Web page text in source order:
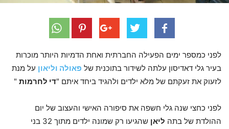
לפני כמספר ימים הפעילה החברתית ואחת הדמיות היותר מוכרות
בעיר גלי דאדיסון עלתה לשידור בתוכנית של פאולה וליאון על מנת
לזעוק את זעקתם של מלא ילדים ולהגיד ביחד איתם "די לחרמות "
לפני כחצי שנה גלי חשפה את סיפורה האישי והעצוב של יום
ההולדת של בתה ליאן
שהגיעו רק שמונה ילדים מתוך 32 בני